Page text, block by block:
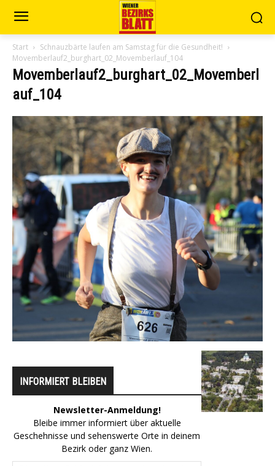
Start
Schnauzbärte laufen am Samstag für die Gesundheit!
Movemberlauf2_burghart_02_Movemberlauf_104
Movemberlauf2_burghart_02_Movemberl
auf_104
INFORMIERT BLEIBEN
Newsletter-Anmeldung!
Bleibe immer informiert über aktuelle
Geschehnisse und sehenswerte Orte in deinem
Bezirk oder ganz Wien.